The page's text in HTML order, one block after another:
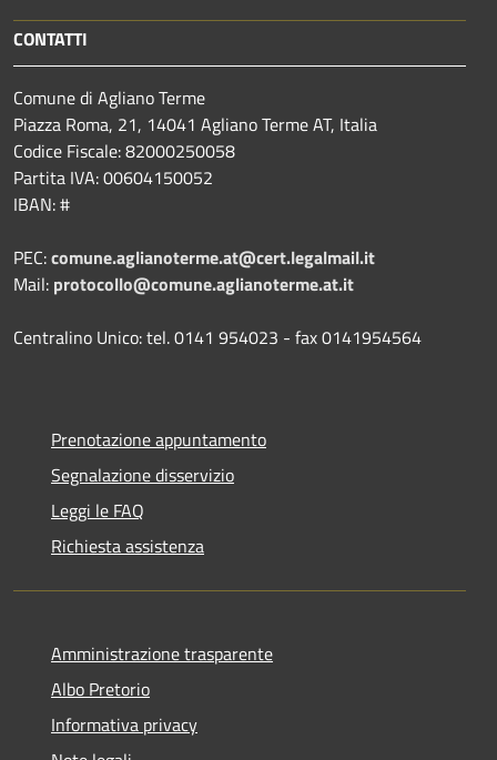
CONTATTI
Comune di Agliano Terme
Piazza Roma, 21, 14041 Agliano Terme AT, Italia
Codice Fiscale: 82000250058
Partita IVA: 00604150052
IBAN: #
PEC:comune.aglianoterme.at@cert.legalmail.it
Mail: protocollo@comune.aglianoterme.at.it
Centralino Unico: tel. 0141 954023 - fax 0141954564
Prenotazione appuntamento
Segnalazione disservizio
Leggi le FAQ
Richiesta assistenza
Amministrazione trasparente
Albo Pretorio
Informativa privacy